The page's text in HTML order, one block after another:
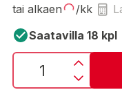
tai alkaen /kk
Saatavilla 18 kpl